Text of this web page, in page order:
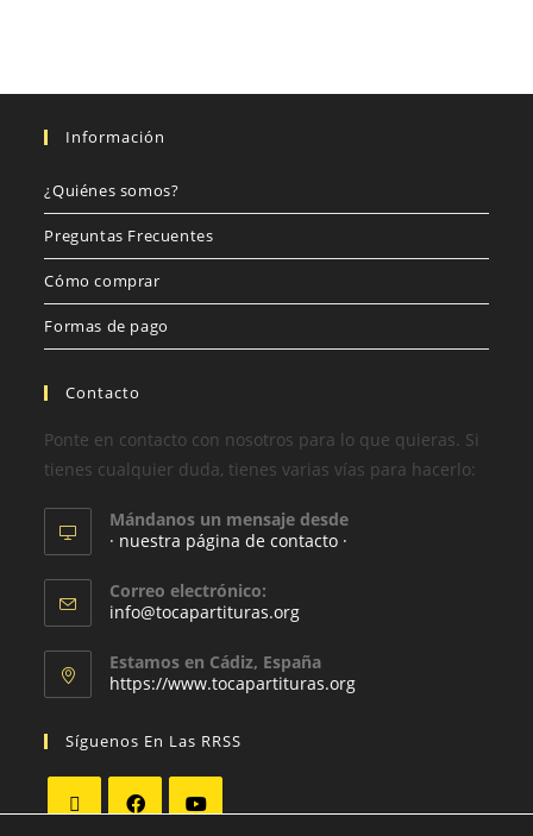
Información
¿Quiénes somos?
Preguntas Frecuentes
Cómo comprar
Formas de pago
Contacto
Ponte en contacto con nosotros para lo que quieras. Si
tienes cualquier duda, tienes varias vías para hacerlo:
Mándanos un mensaje desde
· nuestra página de contacto ·
Correo electrónico:
info@tocapartituras.org
Estamos en Cádiz, España
https://www.tocapartituras.org
Síguenos En Las RRSS